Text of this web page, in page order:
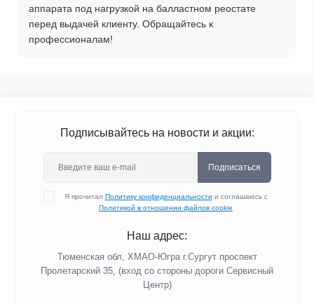
аппарата под нагрузкой на балластном реостате
перед выдачей клиенту. Обращайтесь к
профессионалам!
Подписывайтесь на новости и акции:
Подписаться
Я прочитал Политику конфиденциальности и соглашаюсь с
Политикой в отношении файлов cookie
Наш адрес:
Тюменская обл, ХМАО-Югра г.Сургут проспект
Пролетарский 35, (вход со стороны дороги Сервисный
Центр)